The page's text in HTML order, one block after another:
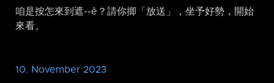
咱是按怎來到遮-⁠-ê？請你揤「放送」，坐予好勢，開始
來看。
10. November 2023